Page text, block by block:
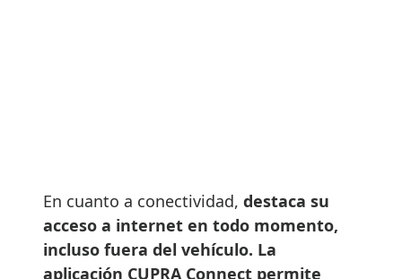
En cuanto a conectividad, destaca su
acceso a internet en todo momento,
incluso fuera del vehículo. La
aplicación CUPRA Connect permite